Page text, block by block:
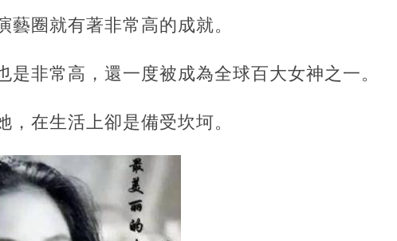
藝圈就有著非常高的成就。
是非常高，還一度被成為全球百大女神之一。
，在生活上卻是備受坎坷。